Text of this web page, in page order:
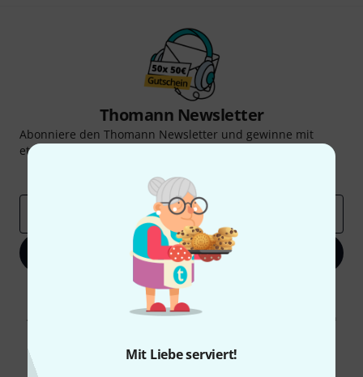
Mit Liebe serviert!
Thomann Newsletter
Abonniere den Thomann Newsletter und gewinne mit
etwas Glück einen von
Inspirierende Beiträge
Jetzt anmelden
Mit Klick auf „Jetzt anmelden“ stimmen Sie dem Erhalt von E-Mail-
Werbung und einer Messung des E-Mail-Nutzungsverhaltens zu. Die
Abmeldung ist jederzeit möglich. Weitere Informationen finden Sie in
* Pflichtfeld